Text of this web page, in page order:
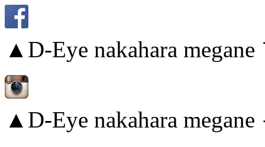
▲D-Eye nakahara
▲D-Eye nakahara